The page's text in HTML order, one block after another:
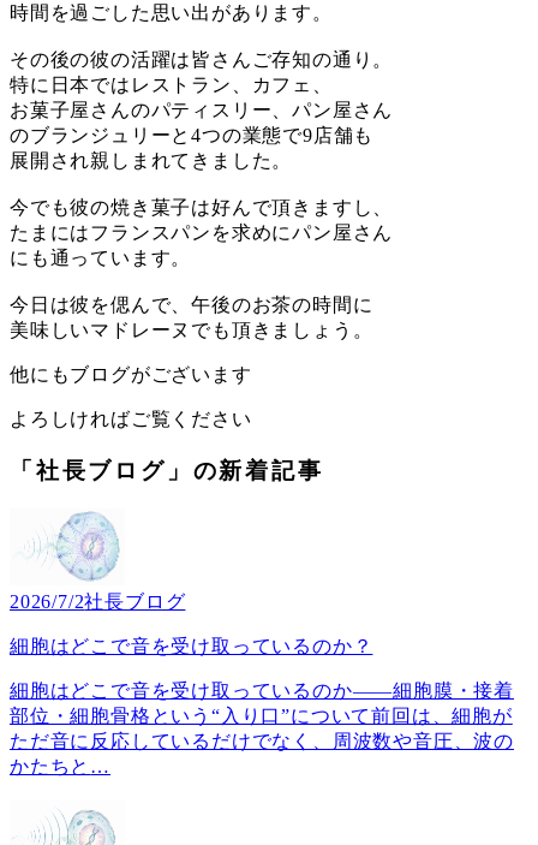
時間を過ごした思い出があります。
その後の彼の活躍は皆さんご存知の通り。
特に日本ではレストラン、カフェ、
お菓子屋さんのパティスリー、パン屋さん
のブランジュリーと4つの業態で9店舗も
展開され親しまれてきました。
今でも彼の焼き菓子は好んで頂きますし、
たまにはフランスパンを求めにパン屋さん
にも通っています。
今日は彼を偲んで、午後のお茶の時間に
美味しいマドレーヌでも頂きましょう。
他にもブログがございます
よろしければご覧ください
「社長ブログ」の新着記事
2026/7/2社長ブログ
細胞はどこで音を受け取っているのか？
細胞はどこで音を受け取っているのか――細胞膜・接着
部位・細胞骨格という“入り口”について前回は、細胞が
ただ音に反応しているだけでなく、周波数や音圧、波の
かたちと …